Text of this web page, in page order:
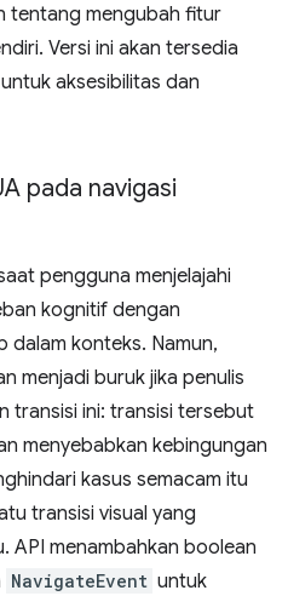
tentang mengubah fitur
Versi ini akan tersedia
aksesibilitas dan
pada navigasi
pengguna menjelajahi
kognitif dengan
konteks. Namun,
menjadi buruk jika penulis
transisi ini: transisi tersebut
menyebabkan kebingungan
kasus semacam itu
transisi visual yang
API menambahkan boolean
NavigateEvent untuk